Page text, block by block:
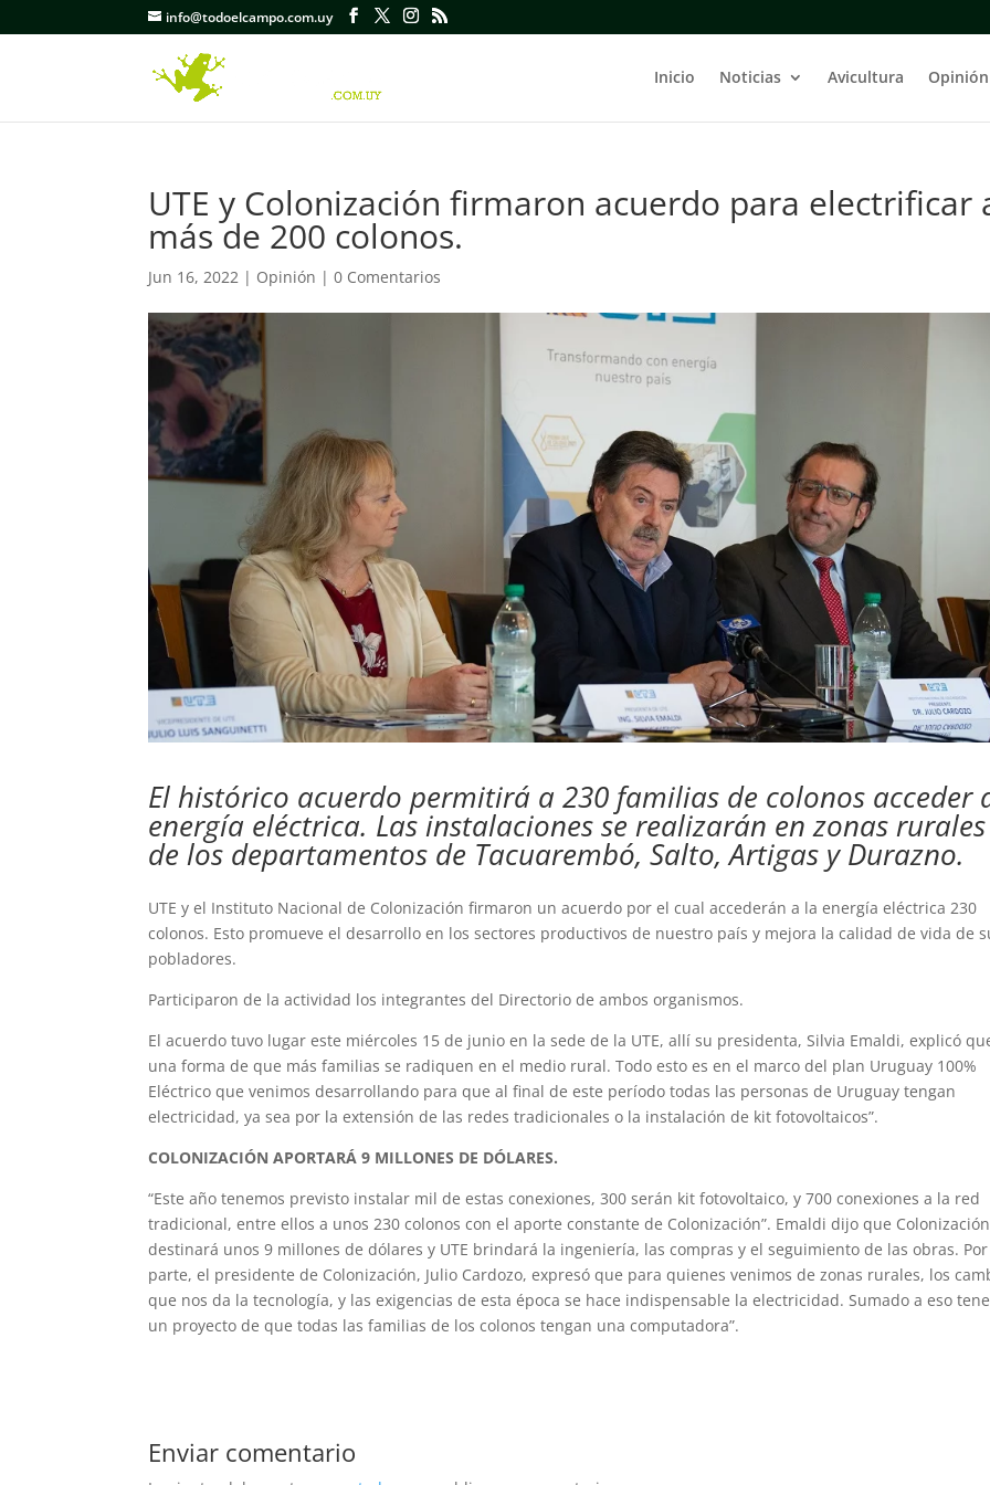
info@todoelcampo.com.uy
Inicio Noticias Avicultura Opinión
UTE y Colonización firmaron acuerdo para electrificar
más de 200 colonos.
Jun 16, 2022 | Opinión |0 Comentarios
El histórico acuerdo permitirá a 230 familias de colonos acceder
energía eléctrica. Las instalaciones se realizarán en zonas rurales
de los departamentos de Tacuarembó, Salto, Artigas y Durazno.
UTE y el Instituto Nacional de Colonización firmaron un acuerdo por el cual accederán a la energía eléctrica 230
colonos. Esto promueve el desarrollo en los sectores productivos de nuestro país y mejora la calidad de vida de
pobladores.
Participaron de la actividad los integrantes del Directorio de ambos organismos.
El acuerdo tuvo lugar este miércoles 15 de junio en la sede de la UTE, allí su presidenta, Silvia Emaldi, explicó
una forma de que más familias se radiquen en el medio rural. Todo esto es en el marco del plan Uruguay 100%
Eléctrico que venimos desarrollando para que al final de este período todas las personas de Uruguay tengan
electricidad, ya sea por la extensión de las redes tradicionales o la instalación de kit fotovoltaicos”.
COLONIZACIÓN APORTARÁ 9 MILLONES DE DÓLARES.
“Este año tenemos previsto instalar mil de estas conexiones, 300 serán kit fotovoltaico, y 700 conexiones a la red
tradicional, entre ellos a unos 230 colonos con el aporte constante de Colonización”. Emaldi dijo que Colonización
destinará unos 9 millones de dólares y UTE brindará la ingeniería, las compras y el seguimiento de las obras.
parte, el presidente de Colonización, Julio Cardozo, expresó que para quienes venimos de zonas rurales, los
que nos da la tecnología, y las exigencias de esta época se hace indispensable la electricidad. Sumado a eso
un proyecto de que todas las familias de los colonos tengan una computadora”.
Enviar comentario